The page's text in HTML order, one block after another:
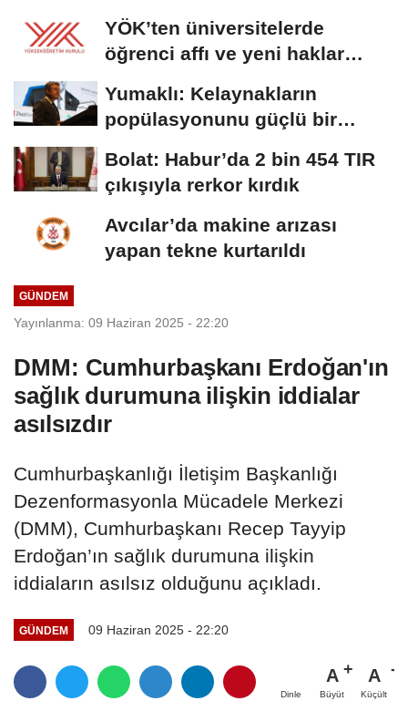
YÖK’ten üniversitelerde
öğrenci affı ve yeni haklar
Yumaklı: Kelaynakların
popülasyonunu güçlü bir
Bolat: Habur’da 2 bin 454 TIR
çıkışıyla rerkor kırdık
Avcılar’da makine arızası
yapan tekne kurtarıldı
GÜNDEM
Yayınlanma: 09 Haziran 2025 - 22:20
DMM: Cumhurbaşkanı Erdoğan'ın
sağlık durumuna ilişkin iddialar
asılsızdır
Cumhurbaşkanlığı İletişim Başkanlığı
Dezenformasyonla Mücadele Merkezi
(DMM), Cumhurbaşkanı Recep Tayyip
Erdoğan’ın sağlık durumuna ilişkin
iddiaların asılsız olduğunu açıkladı.
GÜNDEM 09 Haziran 2025 - 22:20
Dinle
A
Büyüt
A
Küçült